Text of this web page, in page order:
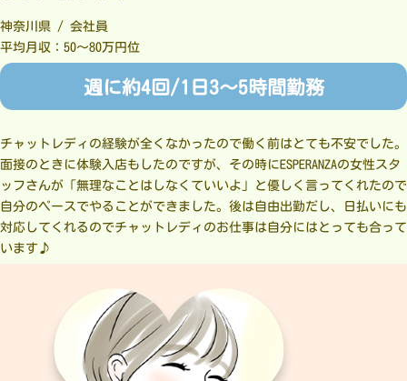
神奈川県 / 会社員
平均月収：50～80万円位
週に約4回/1日3～5時間勤務
チャットレディの経験が全くなかったので働く前はとても不安でした。
面接のときに体験入店もしたのですが、その時にESPERANZAの女性スタ
ッフさんが「無理なことはしなくていいよ」と優しく言ってくれたので
自分のペースでやることができました。後は自由出勤だし、日払いにも
対応してくれるのでチャットレディのお仕事は自分にはとっても合って
います♪